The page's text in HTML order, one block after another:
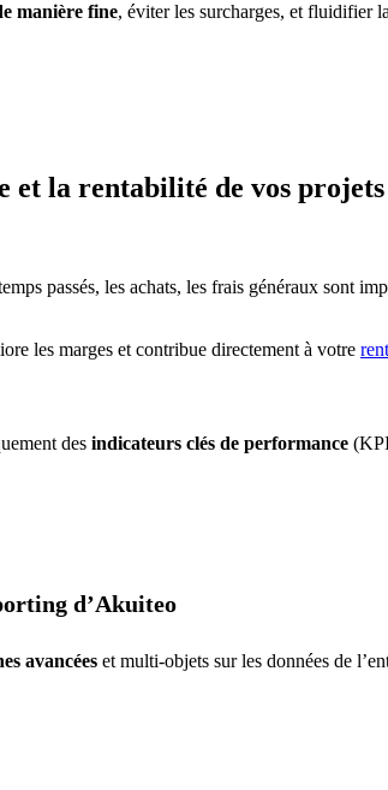
manière fine, éviter les surcharges, et fluidifier
et la rentabilité de vos projets
passés, les achats, les frais généraux sont
les marges et contribue directement à votre
des indicateurs clés de performance
d’Akuiteo
avancéeset multi-objets sur les données de